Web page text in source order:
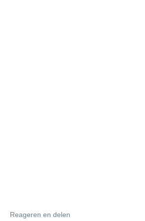
Reageren en delen